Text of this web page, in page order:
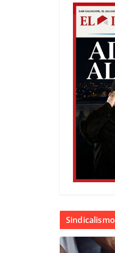
Sindicalismo